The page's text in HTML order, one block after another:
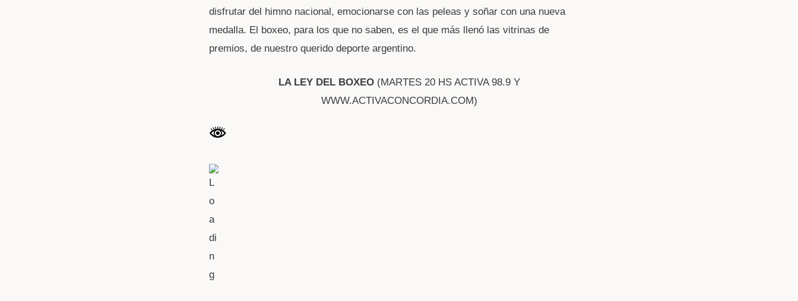
disfrutar del himno nacional, emocionarse con las peleas y soñar con una nueva
medalla. El boxeo, para los que no saben, es el que más llenó las vitrinas de
premios, de nuestro querido deporte argentino.
LA LEY DEL BOXEO(MARTES 20 HS ACTIVA 98.9 Y
WWW.ACTIVACONCORDIA.COM)